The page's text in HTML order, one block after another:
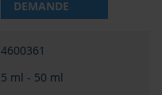
DEMANDE
4600361
5 ml - 50 ml